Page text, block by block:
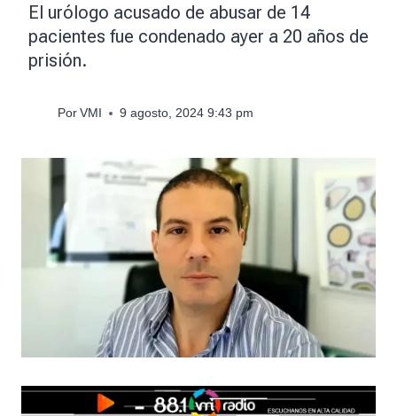
El urólogo acusado de abusar de 14
pacientes fue condenado ayer a 20 años de
prisión.
Por VMI 9 agosto, 2024 9:43 pm